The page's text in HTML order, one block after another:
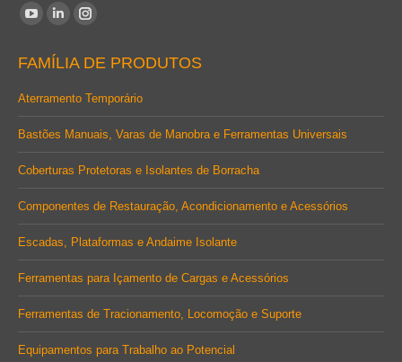
Encontre-nos em:
opens
in
window
Linkedin
opens
in
window
Instagram
opens
in
window
FAMÍLIA DE PRODUTOS
Aterramento Temporário
Bastões Manuais, Varas de Manobra e Ferramentas Universais
Coberturas Protetoras e Isolantes de Borracha
Componentes de Restauração, Acondicionamento e Acessórios
Escadas, Plataformas e Andaime Isolante
Ferramentas para Içamento de Cargas e Acessórios
Ferramentas de Tracionamento, Locomoção e Suporte
Equipamentos para Trabalho ao Potencial